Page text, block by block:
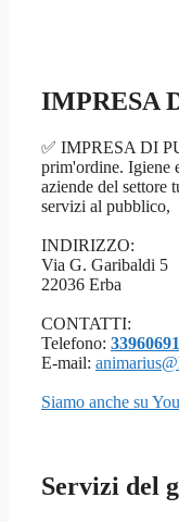
IMPRESA
✅ IMPRESA DI
prim'ordine. Igiene
aziende del settore
servizi al pubblico,
INDIRIZZO:
Via G. Garibaldi 5
22036 Erba
CONTATTI:
Telefono:
E-mail:
Siamo anche su
Servizi del